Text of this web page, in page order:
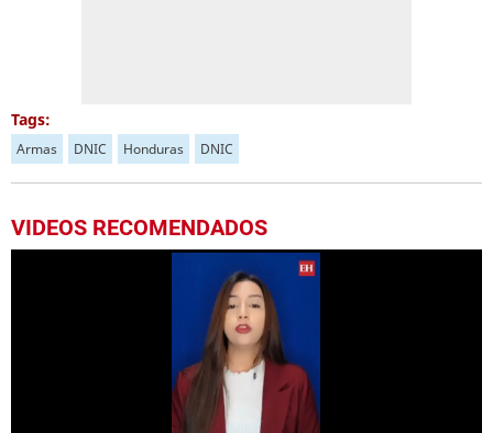
Tags:
Armas DNIC Honduras DNIC
VIDEOS RECOMENDADOS